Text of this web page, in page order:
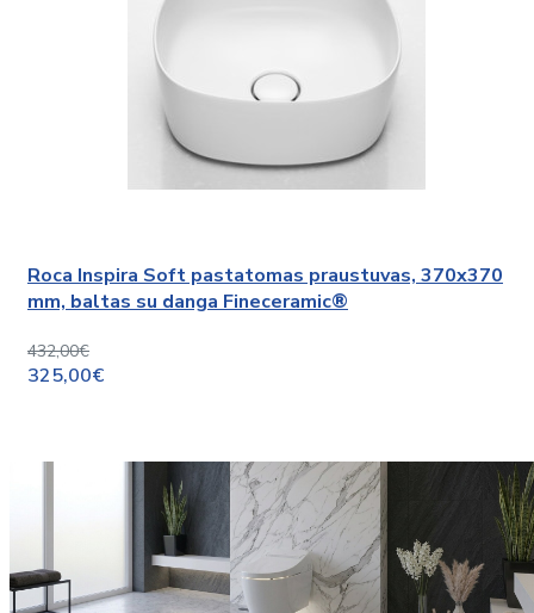
Roca Inspira Soft pastatomas praustuvas, 370x370
mm, baltas su danga Fineceramic®
432,00€
325,00€